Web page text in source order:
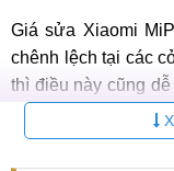
Giá sửa Xiaomi
chênh lệch tại các
thì điều này cũng
từ 3 nguồn khác